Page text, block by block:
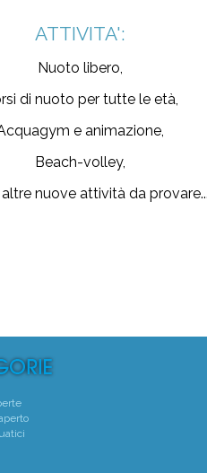
ATTIVITA':
Nuoto libero,
di nuoto per tutte le età,
e animazione,
Beach-volley,
nuove attività da provare...